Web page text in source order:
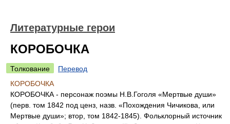
Литературные герои
КОРОБОЧКА
Толкование
Перевод
КОРОБОЧКА
КОРОБОЧКА - персонаж поэмы Н.В.Гоголя «Мертвые души»
(перв. том 1842 под ценз, назв. «Похождения Чичикова, или
Мертвые души»; втор, том 1842-1845). Фольклорный источник